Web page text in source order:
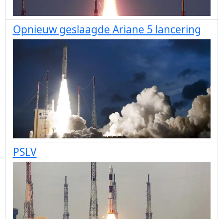
Opnieuw geslaagde Ariane 5 lancering
PSLV